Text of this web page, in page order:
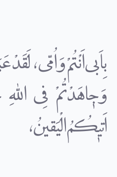
بِاَبى اَنْتُمْ وَاُمّى،
وَجٰاهَدْتُمْ فِى
اَتیٰکُمُ الْیَقینُ،